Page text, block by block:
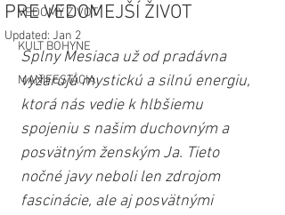
VEDOMÝ ŽIVOT
KULT BOHYNE
MANIFESTÁCIA
PRE VEDOMEJŠÍ ŽIVOT
Updated: Jan 2
Splny Mesiaca už od pradávna
vyžarujú mystickú a silnú energiu,
ktorá nás vedie k hlbšiemu
spojeniu s našim duchovným a
posvätným ženským Ja. Tieto
nočné javy neboli len zdrojom
fascinácie, ale aj posvätnými